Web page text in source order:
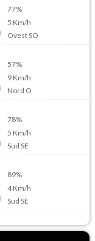
77%
5 Km/h
Ovest SO
57%
9Km/h
Nord O
78%
5 Km/h
Sud SE
89%
4Km/h
Sud SE